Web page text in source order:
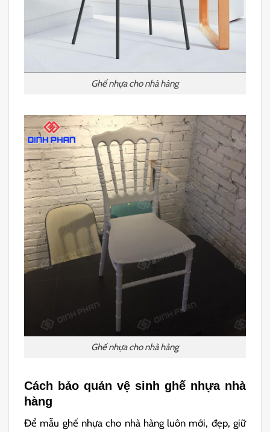
Ghế nhựa cho nhà hàng
Ghế nhựa cho nhà hàng
Cách bảo quản vệ sinh ghế nhựa nhà
hàng
Để mẫu ghế nhựa cho nhà hàng luôn mới, đẹp, giữ